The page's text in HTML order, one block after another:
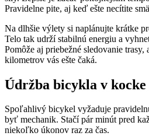
Pravidelne pite, aj keď ešte necítite
Na dlhšie výlety si naplánujte krátke
Telo tak udrží stabilnú energiu a
Pomôže aj priebežné sledovanie
kilometrov vás ešte čaká.
Údržba bicykla v kocke
Spoľahlivý bicykel vyžaduje
byť mechanik. Stačí pár minút pred
niekoľko úkonov raz za čas.